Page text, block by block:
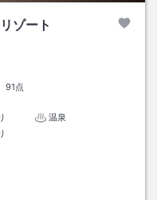
ゾート
91点
温泉